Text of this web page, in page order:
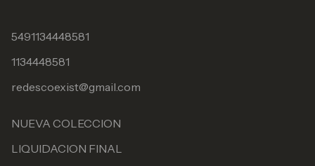
5491134448581
1134448581
redescoexist@gmail.com
NUEVA COLECCION
LIQUIDACION FINAL